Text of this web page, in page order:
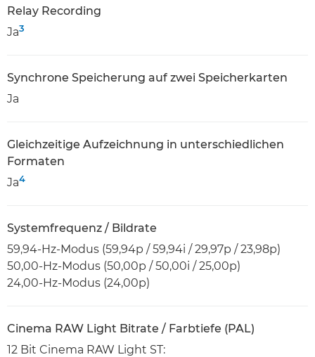
Relay Recording
Ja3
Synchrone Speicherung auf zwei Speicherkarten
Ja
Gleichzeitige Aufzeichnung in unterschiedlichen
Formaten
Ja4
Systemfrequenz / Bildrate
59,94-Hz-Modus (59,94p / 59,94i / 29,97p / 23,98p)
50,00-Hz-Modus (50,00p / 50,00i / 25,00p)
24,00-Hz-Modus (24,00p)
Cinema RAW Light Bitrate / Farbtiefe (PAL)
12 Bit Cinema RAW Light ST: